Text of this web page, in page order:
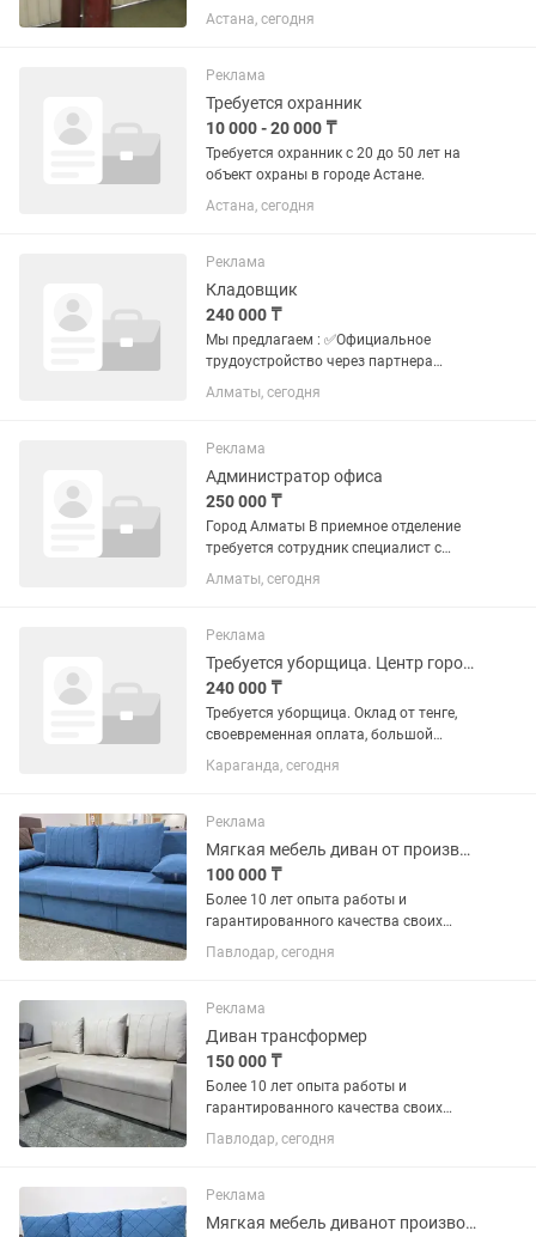
баллоны. Доставка и установка по
городу бесплатно Также в наличии: 1.
обработки шаров (Hifloat, Koda) 3....
Астана, сегодня
Реклама
Требуется охранник
10 000 - 20 000 ₸
Требуется охранник с 20 до 50 лет на
объект охраны в городе Астане.
Астана, сегодня
Реклама
Кладовщик
240 000 ₸
Мы предлагаем : ✅Официальное
трудоустройство через партнера
Яндекса. ✅Выплаты от партнера 2 раза
в месяц на карту ( 25 числа аванс, 10
выполнение показателей ( за...
Алматы, сегодня
Реклама
Администратор офиса
250 000 ₸
Город Алматы В приемное отделение
требуется сотрудник специалист с
навыками АДМИНСТРАТОРА,по
договору График работы: 9:00-18:00
специалист, с опытом, по
документации, по...
Алматы, сегодня
Реклама
Требуется уборщица. Центр города
240 000 ₸
Требуется уборщица. Оклад от тенге,
своевременная оплата, большой
коллектив, возможность
официального трудоустройства.
Караганда, сегодня
Реклама
Мягкая мебель диван от производителя без лишних наценок
100 000 ₸
Более 10 лет опыта работы и
гарантированного качества своих
изделий! Будем рады украсить ваш
дом качественной и комфортной
от производителя без лишней наценки!
В...
Павлодар, сегодня
Реклама
Диван трансформер
150 000 ₸
Более 10 лет опыта работы и
гарантированного качества своих
изделий! Будем рады украсить ваш
дом качественной и комфортной
еврокнижка В наличии в выставочном
зале по...
Павлодар, сегодня
Реклама
Мягкая мебель диванот производителя без лишних наценок !